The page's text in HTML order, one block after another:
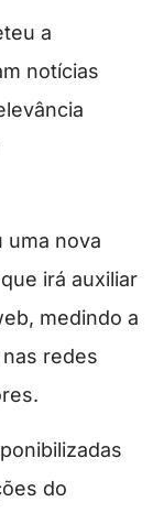
a
notícias
uma nova
que irá auxiliar
medindo a
redes
do